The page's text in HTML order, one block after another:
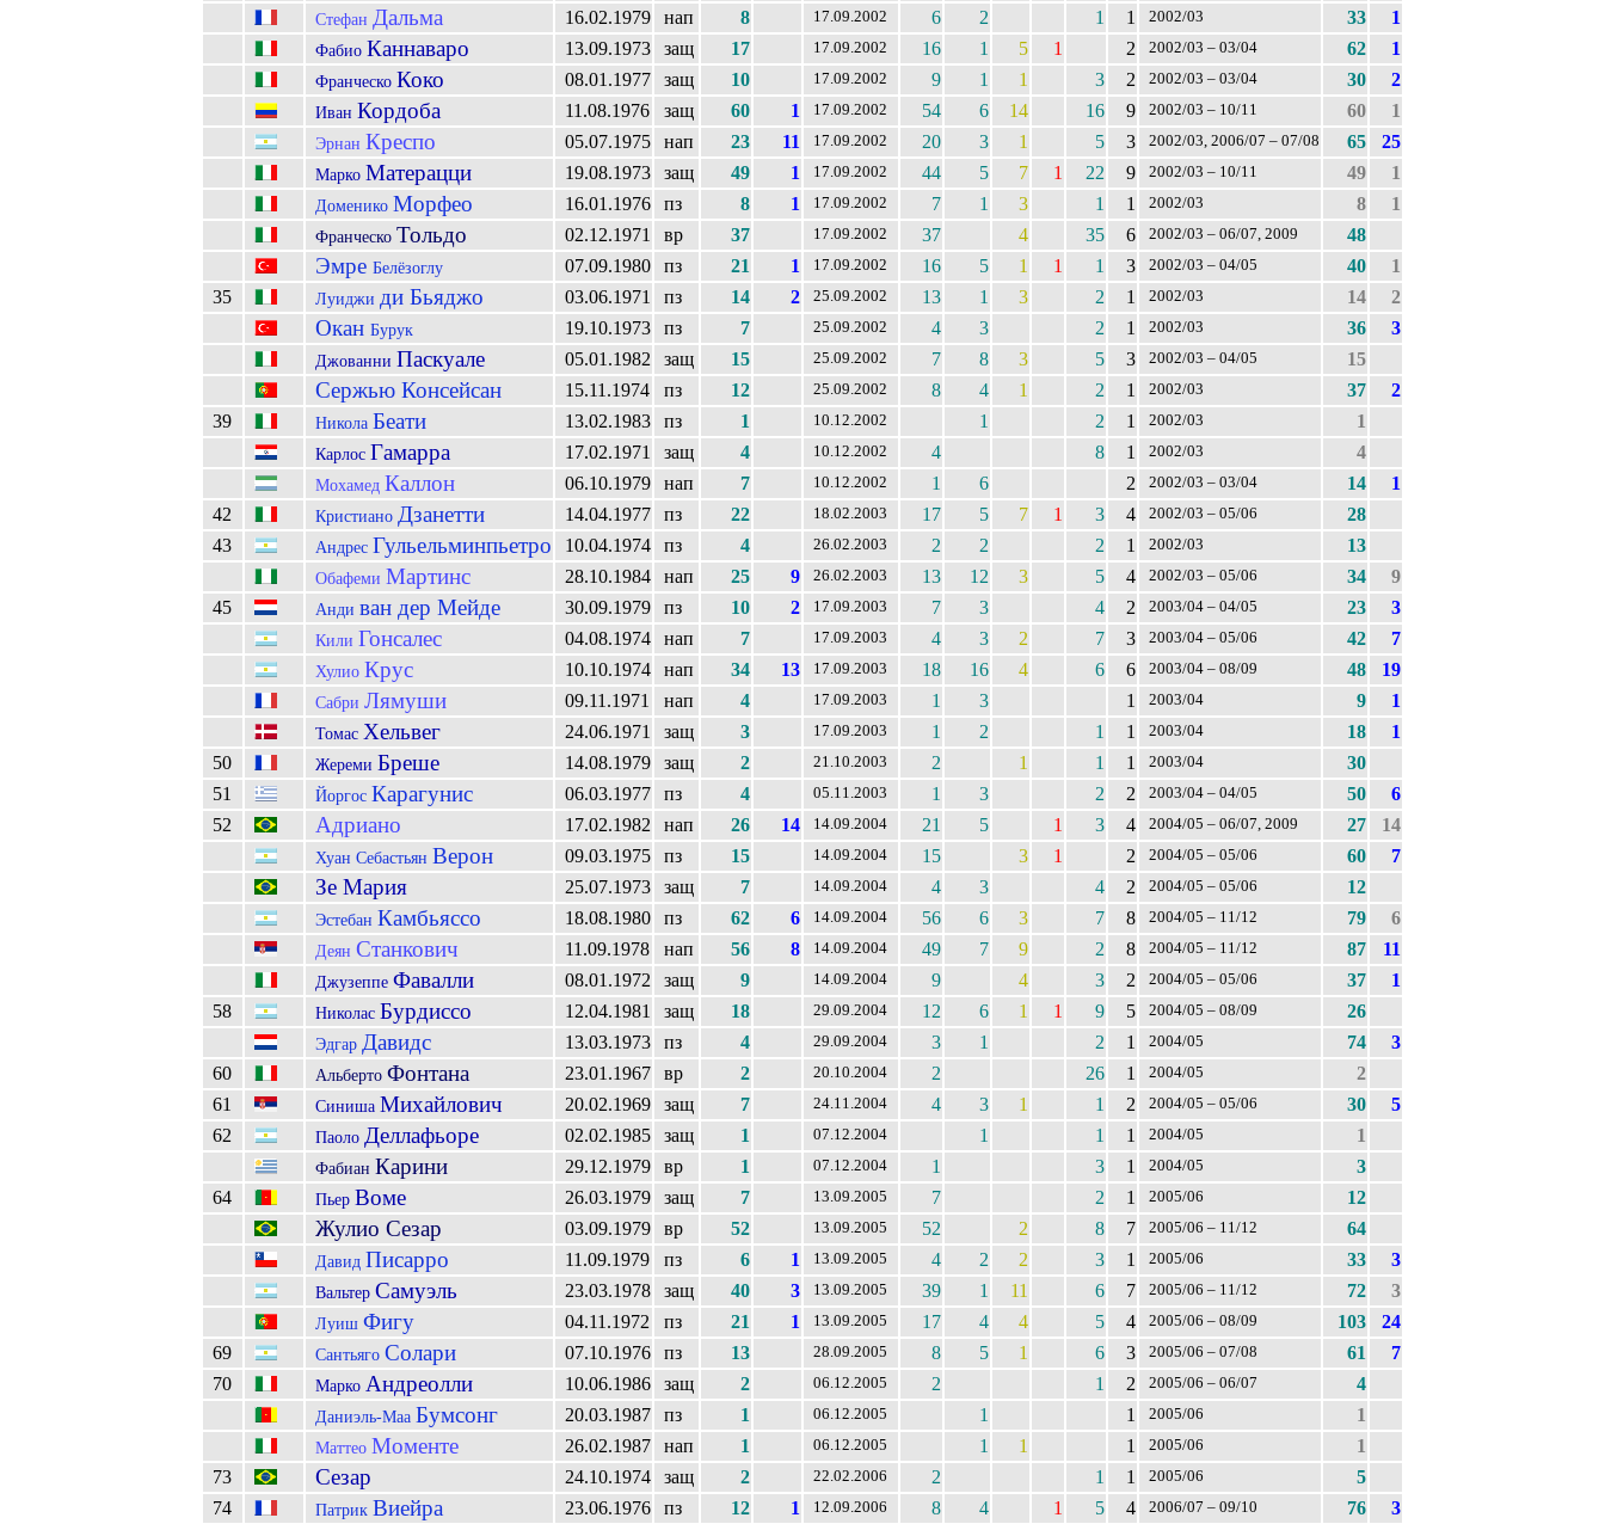
Стефан Дальма 16.02.1979 нап 8 17.09.2002 6 2 1 1 2002/03 33 1
Фабио Каннаваро 13.09.1973 защ 17 17.09.2002 16 1 5 1 2 2002/03 – 03/04 62 1
Франческо Коко 08.01.1977 защ 10 17.09.2002 9 1 1 3 2 2002/03 – 03/04 30 2
Иван Кордоба 11.08.1976 защ 60 1 17.09.2002 54 6 14 16 9 2002/03 – 10/11 60 1
Эрнан Креспо 05.07.1975 нап 23 11 17.09.2002 20 3 1 5 3 2002/03, 2006/07 – 07/08 65 25
Марко Матерацци 19.08.1973 защ 49 1 17.09.2002 44 5 7 1 22 9 2002/03 – 10/11 49 1
Доменико Морфео 16.01.1976 пз 8 1 17.09.2002 7 1 3 1 1 2002/03 8 1
Франческо Тольдо 02.12.1971 вр 37 17.09.2002 37 4 35 6 2002/03 – 06/07, 2009 48
Эмре Белёзоглу 07.09.1980 пз 21 1 17.09.2002 16 5 1 1 1 3 2002/03 – 04/05 40
1
35
Луиджи ди Бьяджо 03.06.1971 пз 14 2 25.09.2002 13 1 3 2 1 2002/03 14 2
Окан Бурук 19.10.1973 пз 7 25.09.2002 4 3 2 1 2002/03 36 3
Джованни Паскуале 05.01.1982 защ 15 25.09.2002 7 8 3 5 3 2002/03 – 04/05 15
Сержью Консейсан 15.11.1974 пз 12 25.09.2002 8 4 1 2 1 2002/03 37
2
39
Никола Беати 13.02.1983 пз 1 10.12.2002 1 2 1 2002/03 1
Карлос Гамарра 17.02.1971 защ 4 10.12.2002 4 8 1 2002/03 4
Мохамед Каллон 06.10.1979 нап 7 10.12.2002 1 6 2 2002/03 – 03/04 14
1
42
Кристиано Дзанетти 14.04.1977 пз 22 18.02.2003 17 5 7 1 3 4 2002/03 – 05/06
28
43
Андрес Гульельминпьетро 10.04.1974 пз 4 26.02.2003 2 2 2 1 2002/03 13
Обафеми Мартинс 28.10.1984 нап 25 9 26.02.2003 13 12 3 5 4 2002/03 – 05/06 34
9
45
Анди ван дер Мейде 30.09.1979 пз 10 2 17.09.2003 7 3 4 2 2003/04 – 04/05 23 3
Кили Гонсалес 04.08.1974 нап 7 17.09.2003 4 3 2 7 3 2003/04 – 05/06 42 7
Хулио Крус 10.10.1974 нап 34 13 17.09.2003 18 16 4 6 6 2003/04 – 08/09 48 19
Сабри Лямуши 09.11.1971 нап 4 17.09.2003 1 3 1 2003/04 9 1
Томас Хельвег 24.06.1971 защ 3 17.09.2003 1 2 1 1 2003/04 18
1
50
Жереми Бреше 14.08.1979 защ 2 21.10.2003 2 1 1 1 2003/04
30
51
Йоргос Карагунис 06.03.1977 пз 4 05.11.2003 1 3 2 2 2003/04 – 04/05 50
6
52
Адриано 17.02.1982 нап 26 14 14.09.2004 21 5 1 3 4 2004/05 – 06/07, 2009 27 14
Хуан Себастьян Верон 09.03.1975 пз 15 14.09.2004 15 3 1 2 2004/05 – 05/06 60 7
Зе Мария 25.07.1973 защ 7 14.09.2004 4 3 4 2 2004/05 – 05/06 12
Эстебан Камбьяссо 18.08.1980 пз 62 6 14.09.2004 56 6 3 7 8 2004/05 – 11/12 79 6
Деян Станкович 11.09.1978 нап 56 8 14.09.2004 49 7 9 2 8 2004/05 – 11/12 87 11
Джузеппе Фавалли 08.01.1972 защ 9 14.09.2004 9 4 3 2 2004/05 – 05/06 37
1
58
Николас Бурдиссо 12.04.1981 защ 18 29.09.2004 12 6 1 1 9 5 2004/05 – 08/09 26
Эдгар Давидс 13.03.1973 пз 4 29.09.2004 3 1 2 1 2004/05 74
3
60
Альберто Фонтана 23.01.1967 вр 2 20.10.2004 2 26 1 2004/05
2
61
Синиша Михайлович 20.02.1969 защ 7 24.11.2004 4 3 1 1 2 2004/05 – 05/06 30
5
62
Паоло Деллафьоре 02.02.1985 защ 1 07.12.2004 1 1 1 2004/05 1
Фабиан Карини 29.12.1979 вр 1 07.12.2004 1 3 1 2004/05
3
64
Пьер Воме 26.03.1979 защ 7 13.09.2005 7 2 1 2005/06 12
Жулио Сезар 03.09.1979 вр 52 13.09.2005 52 2 8 7 2005/06 – 11/12 64
Давид Писарро 11.09.1979 пз 6 1 13.09.2005 4 2 2 3 1 2005/06 33 3
Вальтер Самуэль 23.03.1978 защ 40 3 13.09.2005 39 1 11 6 7 2005/06 – 11/12 72 3
Луиш Фигу 04.11.1972 пз 21 1 13.09.2005 17 4 4 5 4 2005/06 – 08/09 103
24
69
Сантьяго Солари 07.10.1976 пз 13 28.09.2005 8 5 1 6 3 2005/06 – 07/08 61
7
70
Марко Андреолли 10.06.1986 защ 2 06.12.2005 2 1 2 2005/06 – 06/07 4
Даниэль-Маа Бумсонг 20.03.1987 пз 1 06.12.2005 1 1 2005/06 1
Маттео Моменте 26.02.1987 нап 1 06.12.2005 1 1 1 2005/06
1
73
Сезар 24.10.1974 защ 2 22.02.2006 2 1 1 2005/06
5
74
Патрик Виейра 23.06.1976 пз 12 1 12.09.2006 8 4 1 5 4 2006/07 – 09/10 76 3